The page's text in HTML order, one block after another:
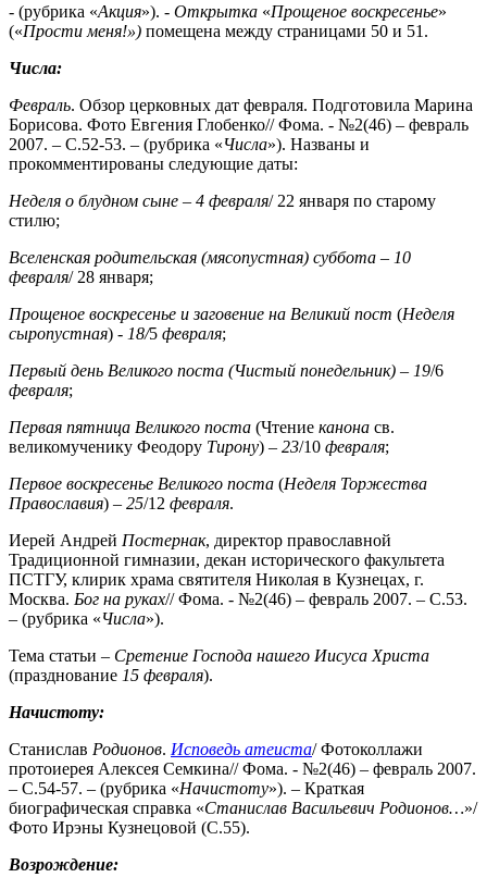
- (рубрика «Акция»). - Открытка «Прощеное воскресенье»
(«Прости меня!») помещена между страницами 50 и 51.
Числа:
Февраль. Обзор церковных дат февраля. Подготовила Марина
Борисова. Фото Евгения Глобенко// Фома. - №2(46) – февраль
2007. – С.52-53. – (рубрика «Числа»). Названы и
прокомментированы следующие даты:
Неделя о блудном сыне – 4 февраля/ 22 января по старому
стилю;
Вселенская родительская (мясопустная) суббота – 10
февраля/ 28 января;
Прощеное воскресенье и заговение на Великий пост (Неделя
сыропустная) - 18/5 февраля;
Первый день Великого поста (Чистый понедельник) – 19/6
февраля;
Первая пятница Великого поста (Чтение канона св.
великомученику Феодору Тирону) – 23/10 февраля;
Первое воскресенье Великого поста (Неделя Торжества
Православия) – 25/12 февраля.
Иерей Андрей Постернак, директор православной
Традиционной гимназии, декан исторического факультета
ПСТГУ, клирик храма святителя Николая в Кузнецах, г.
Москва. Бог на руках// Фома. - №2(46) – февраль 2007. – С.53.
– (рубрика «Числа»).
Тема статьи – Сретение Господа нашего Иисуса Христа
(празднование 15 февраля).
Начистоту:
Станислав Родионов. Исповедь атеиста/ Фотоколлажи
протоиерея Алексея Семкина// Фома. - №2(46) – февраль 2007.
– С.54-57. – (рубрика «Начистоту»). – Краткая
биографическая справка «Станислав Васильевич Родионов…»/
Фото Ирэны Кузнецовой (С.55).
Возрождение: